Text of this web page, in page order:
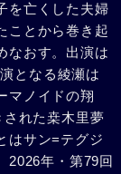
を亡くした夫婦
ことから巻き起
なおす。出演は
となる綾瀬は
マノイドの翔
れた桒木里夢
はサン=テグジ
2026年・第79回